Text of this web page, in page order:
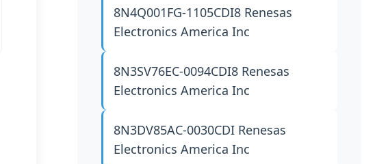
8N4Q001FG-1105CDI8 Renesas
Electronics America Inc
8N3SV76EC-0094CDI8 Renesas
Electronics America Inc
8N3DV85AC-0030CDI Renesas
Electronics America Inc